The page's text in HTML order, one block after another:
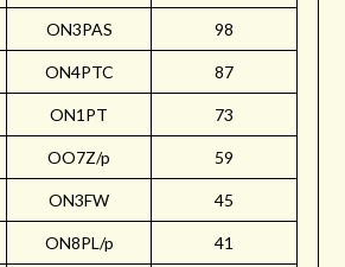
ON3PAS 98
ON4PTC 87
ON1PT 73
OO7Z/p 59
ON3FW 45
ON8PL/p 41